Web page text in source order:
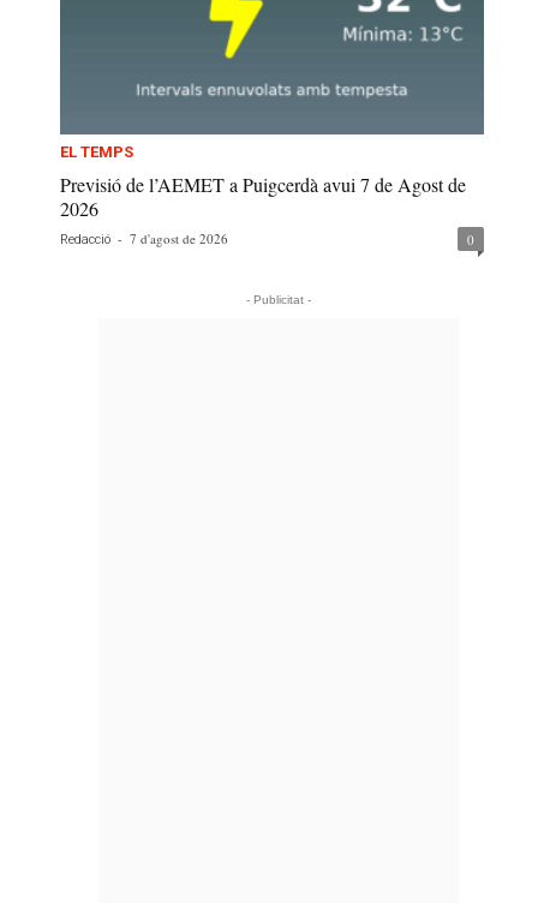
EL TEMPS
Previsió de l’AEMET a Puigcerdà avui 7 de Agost de
2026
Redacció - 7 d'agost de 2026 0
- Publicitat -